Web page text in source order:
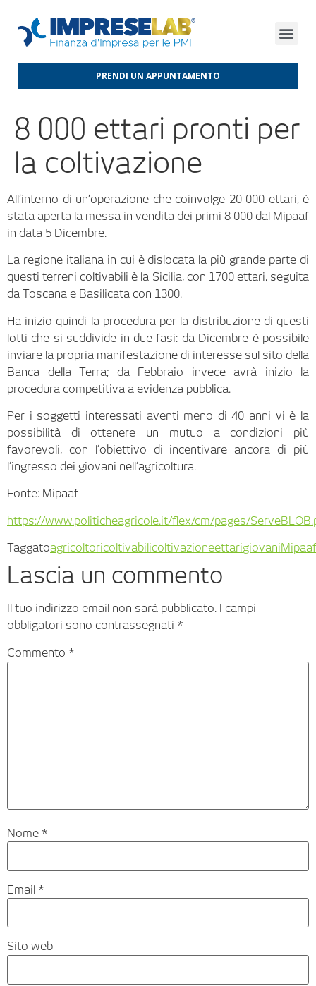
PRENDI UN APPUNTAMENTO
8 000 ettari pronti per
la coltivazione
All’interno di un’operazione che coinvolge 20 000 ettari, è
stata aperta la messa in vendita dei primi 8 000 dal Mipaaf
in data 5 Dicembre.
La regione italiana in cui è dislocata la più grande parte di
questi terreni coltivabili è la Sicilia, con 1700 ettari, seguita
da Toscana e Basilicata con 1300.
Ha inizio quindi la procedura per la distribuzione di questi
lotti che si suddivide in due fasi: da Dicembre è possibile
inviare la propria manifestazione di interesse sul sito della
Banca della Terra; da Febbraio invece avrà inizio la
procedura competitiva a evidenza pubblica.
Per i soggetti interessati aventi meno di 40 anni vi è la
possibilità di ottenere un mutuo a condizioni più
favorevoli, con l’obiettivo di incentivare ancora di più
l’ingresso dei giovani nell’agricoltura.
Fonte: Mipaaf
https://www.politicheagricole.it/flex/cm/pages/
TaggatoagricoltoricoltivabilicoltivazioneettarigiovaniMipaaf
Lascia un commento
Il tuo indirizzo email non sarà pubblicato. I campi
obbligatori sono contrassegnati *
Commento *
Nome *
Email *
Sito web